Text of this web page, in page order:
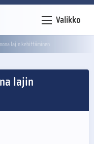
Valikko
lajin kehittäminen
lajin